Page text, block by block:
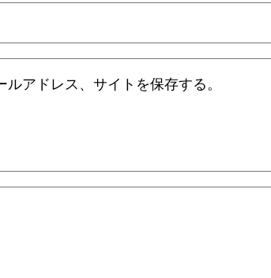
アドレス、サイトを保存する。